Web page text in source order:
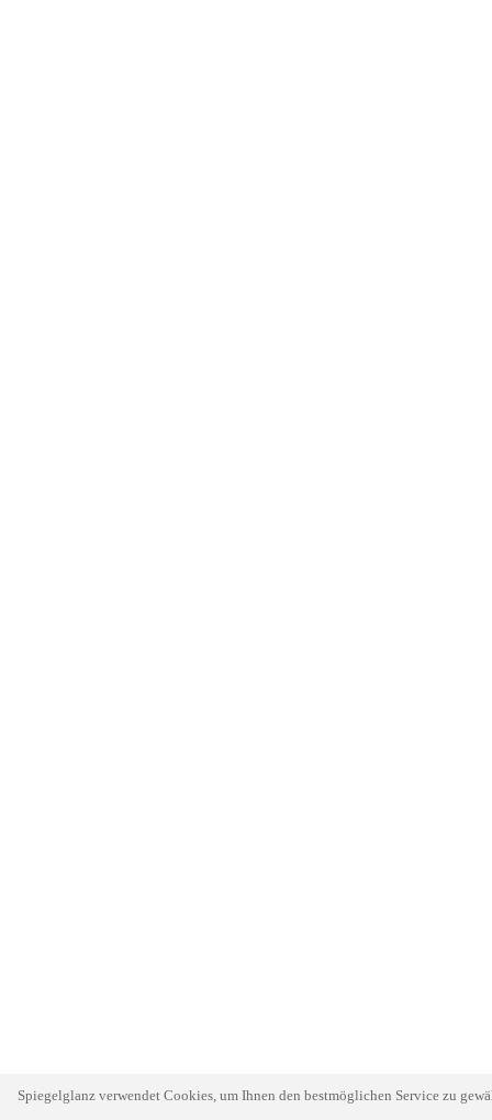
Spiegelglanz verwendet Cookies, um Ihnen den bestmöglichen Service zu